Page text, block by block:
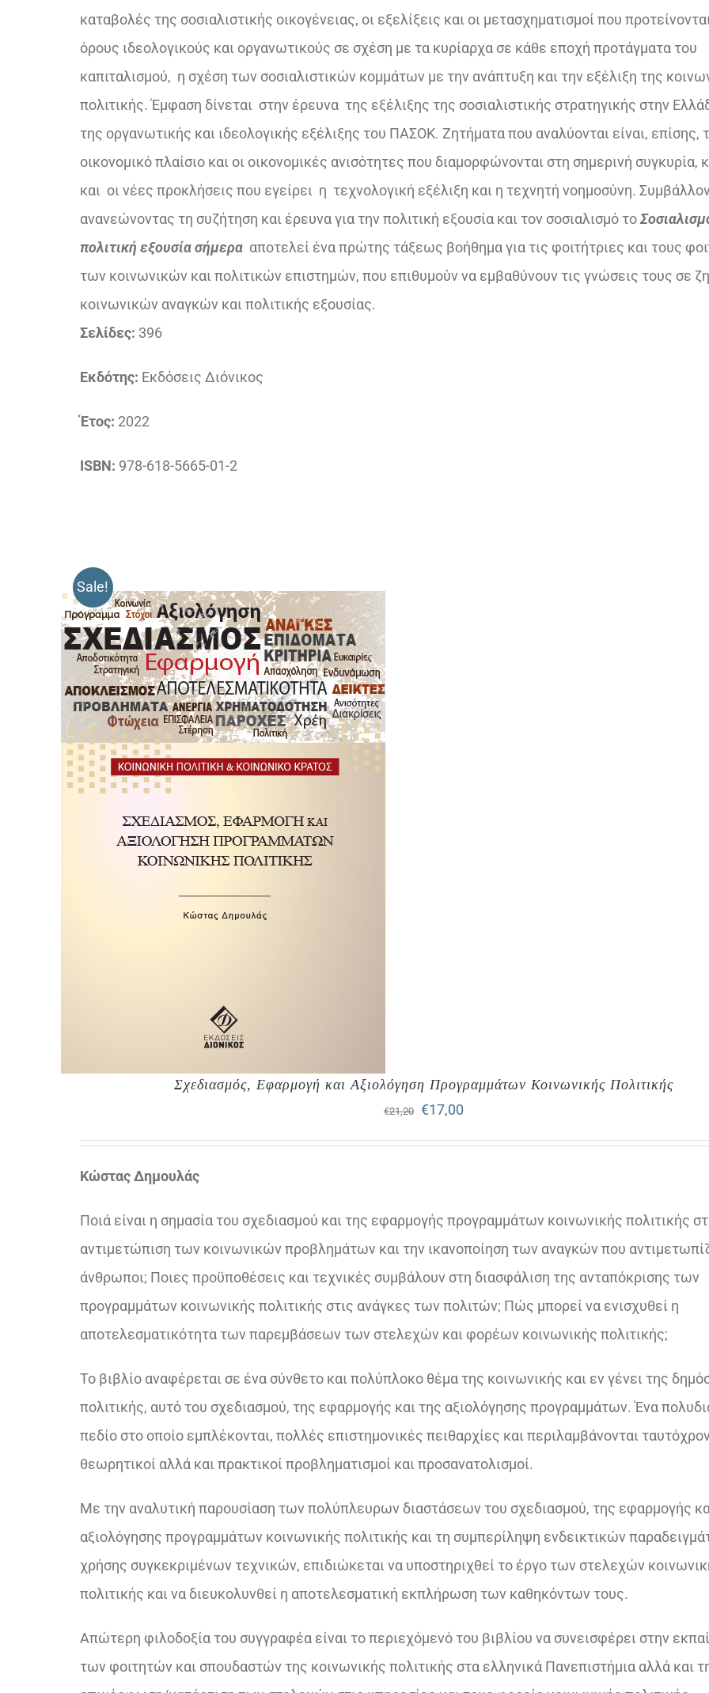
καταβολές της σοσιαλιστικής οικογένειας, οι εξελίξεις και οι μετασχηματισμοί που
όρους ιδεολογικούς και οργανωτικούς σε σχέση με τα κυρίαρχα σε κάθε εποχή προτάγματα του
καπιταλισμού, η σχέση των σοσιαλιστικών κομμάτων με την ανάπτυξη και την εξέλιξη της
πολιτικής. Έμφαση δίνεται στην έρευνα της εξέλιξης της σοσιαλιστικής στρατηγικής στην
της οργανωτικής και ιδεολογικής εξέλιξης του ΠΑΣΟΚ. Ζητήματα που αναλύονται είναι, επίσης,
οικονομικό πλαίσιο και οι οικονομικές ανισότητες που διαμορφώνονται στη σημερινή συγκυρία,
και οι νέες προκλήσεις που εγείρει η τεχνολογική εξέλιξη και η τεχνητή νοημοσύνη.
ανανεώνοντας τη συζήτηση και έρευνα για την πολιτική εξουσία και τον σοσιαλισμό το
πολιτική εξουσία σήμερααποτελεί ένα πρώτης τάξεως βοήθημα για τις φοιτήτριες και τους
των κοινωνικών και πολιτικών επιστημών, που επιθυμούν να εμβαθύνουν τις γνώσεις τους σε
κοινωνικών αναγκών και πολιτικής εξουσίας.
Σελίδες: 396
Εκδότης: Εκδόσεις Διόνικος
Έτος: 2022
ISBN: 978-618-5665-01-2
Sale!
Σχεδιασμός, Εφαρμογή και Αξιολόγηση Προγραμμάτων Κοινωνικής Πολιτικής
€21,20
Original
price
€17,00Η
τρέχουσα
€17,00.
Κώστας Δημουλάς
Ποιά είναι η σημασία του σχεδιασμού και της εφαρμογής προγραμμάτων κοινωνικής πολιτικής
αντιμετώπιση των κοινωνικών προβλημάτων και την ικανοποίηση των αναγκών που
άνθρωποι; Ποιες προϋποθέσεις και τεχνικές συμβάλουν στη διασφάλιση της ανταπόκρισης των
προγραμμάτων κοινωνικής πολιτικής στις ανάγκες των πολιτών; Πώς μπορεί να ενισχυθεί η
αποτελεσματικότητα των παρεμβάσεων των στελεχών και φορέων κοινωνικής πολιτικής;
Το βιβλίο αναφέρεται σε ένα σύνθετο και πολύπλοκο θέμα της κοινωνικής και εν γένει της
πολιτικής, αυτό του σχεδιασμού, της εφαρμογής και της αξιολόγησης προγραμμάτων. Ένα
πεδίο στο οποίο εμπλέκονται, πολλές επιστημονικές πειθαρχίες και περιλαμβάνονται
θεωρητικοί αλλά και πρακτικοί προβληματισμοί και προσανατολισμοί.
Με την αναλυτική παρουσίαση των πολύπλευρων διαστάσεων του σχεδιασμού, της εφαρμογής
αξιολόγησης προγραμμάτων κοινωνικής πολιτικής και τη συμπερίληψη ενδεικτικών
χρήσης συγκεκριμένων τεχνικών, επιδιώκεται να υποστηριχθεί το έργο των στελεχών
πολιτικής και να διευκολυνθεί η αποτελεσματική εκπλήρωση των καθηκόντων τους.
Απώτερη φιλοδοξία του συγγραφέα είναι το περιεχόμενό του βιβλίου να συνεισφέρει στην
των φοιτητών και σπουδαστών της κοινωνικής πολιτικής στα ελληνικά Πανεπιστήμια αλλά και